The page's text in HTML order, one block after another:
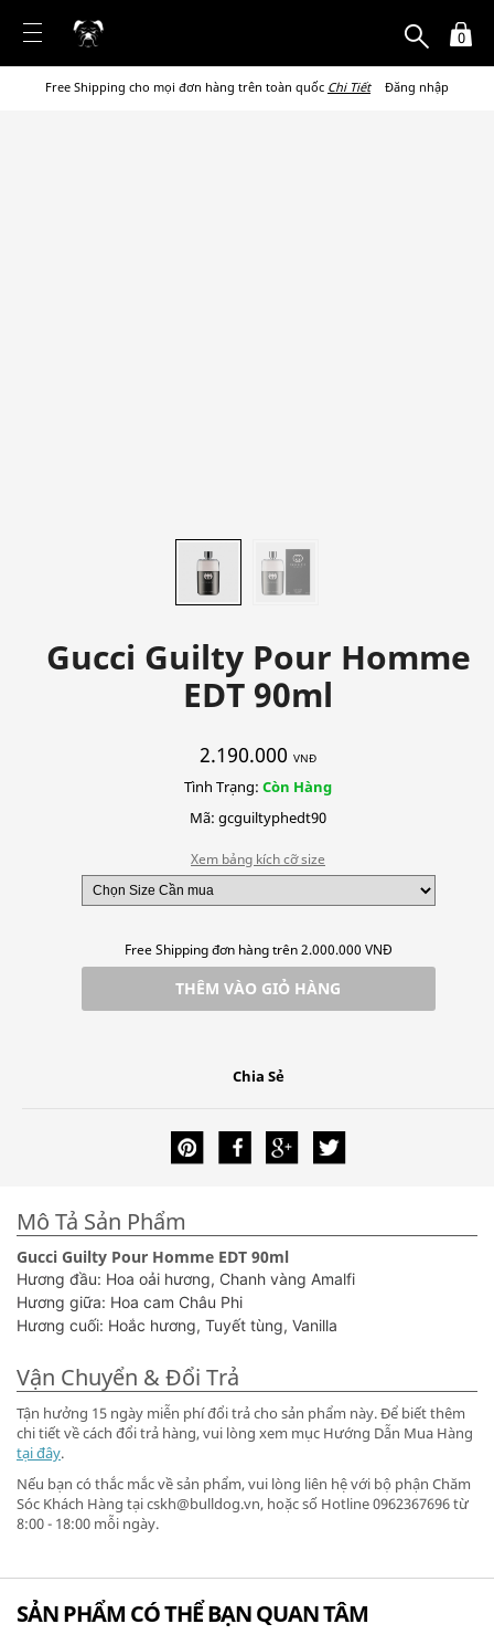
0
Free Shipping cho mọi đơn hàng trên toàn quốc Chi Tiết Đăng nhập
Gucci Guilty Pour Homme
EDT 90ml
2.190.000 VNĐ
Tình Trạng: Còn Hàng
Mã: gcguiltyphedt90
Xem bảng kích cỡ size
Free Shipping đơn hàng trên 2.000.000 VNĐ
THÊM VÀO GIỎ HÀNG
Chia Sẻ
Mô Tả Sản Phẩm
Gucci Guilty Pour Homme EDT 90ml
Hương đầu: Hoa oải hương, Chanh vàng Amalfi
Hương giữa: Hoa cam Châu Phi
Hương cuối: Hoắc hương, Tuyết tùng, Vanilla
Vận Chuyển & Đổi Trả
Tận hưởng 15 ngày miễn phí đổi trả cho sản phẩm này. Để biết thêm
chi tiết về cách đổi trả hàng, vui lòng xem mục Hướng Dẫn Mua Hàng
tại đây.
Nếu bạn có thắc mắc về sản phẩm, vui lòng liên hệ với bộ phận Chăm
Sóc Khách Hàng tại cskh@bulldog.vn, hoặc số Hotline 0962367696 từ
8:00 - 18:00 mỗi ngày.
SẢN PHẨM CÓ THỂ BẠN QUAN TÂM